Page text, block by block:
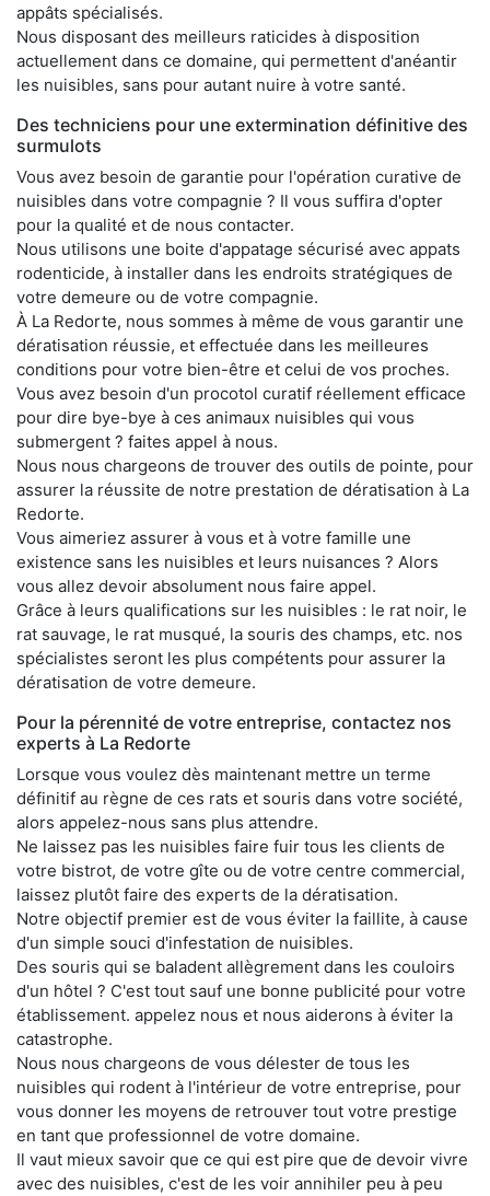
appâts spécialisés.
Nous disposant des meilleurs raticides à disposition
actuellement dans ce domaine, qui permettent d'anéantir
les nuisibles, sans pour autant nuire à votre santé.
Des techniciens pour une extermination définitive des
surmulots
Vous avez besoin de garantie pour l'opération curative de
nuisibles dans votre compagnie ? Il vous suffira d'opter
pour la qualité et de nous contacter.
Nous utilisons une boite d'appatage sécurisé avec appats
rodenticide, à installer dans les endroits stratégiques de
votre demeure ou de votre compagnie.
À La Redorte, nous sommes à même de vous garantir une
dératisation réussie, et effectuée dans les meilleures
conditions pour votre bien-être et celui de vos proches.
Vous avez besoin d'un procotol curatif réellement efficace
pour dire bye-bye à ces animaux nuisibles qui vous
submergent ? faites appel à nous.
Nous nous chargeons de trouver des outils de pointe, pour
assurer la réussite de notre prestation de dératisation à La
Redorte.
Vous aimeriez assurer à vous et à votre famille une
existence sans les nuisibles et leurs nuisances ? Alors
vous allez devoir absolument nous faire appel.
Grâce à leurs qualifications sur les nuisibles : le rat noir, le
rat sauvage, le rat musqué, la souris des champs, etc. nos
spécialistes seront les plus compétents pour assurer la
dératisation de votre demeure.
Pour la pérennité de votre entreprise, contactez nos
experts à La Redorte
Lorsque vous voulez dès maintenant mettre un terme
définitif au règne de ces rats et souris dans votre société,
alors appelez-nous sans plus attendre.
Ne laissez pas les nuisibles faire fuir tous les clients de
votre bistrot, de votre gîte ou de votre centre commercial,
laissez plutôt faire des experts de la dératisation.
Notre objectif premier est de vous éviter la faillite, à cause
d'un simple souci d'infestation de nuisibles.
Des souris qui se baladent allègrement dans les couloirs
d'un hôtel ? C'est tout sauf une bonne publicité pour votre
établissement. appelez nous et nous aiderons à éviter la
catastrophe.
Nous nous chargeons de vous délester de tous les
nuisibles qui rodent à l'intérieur de votre entreprise, pour
vous donner les moyens de retrouver tout votre prestige
en tant que professionnel de votre domaine.
Il vaut mieux savoir que ce qui est pire que de devoir vivre
avec des nuisibles, c'est de les voir annihiler peu à peu